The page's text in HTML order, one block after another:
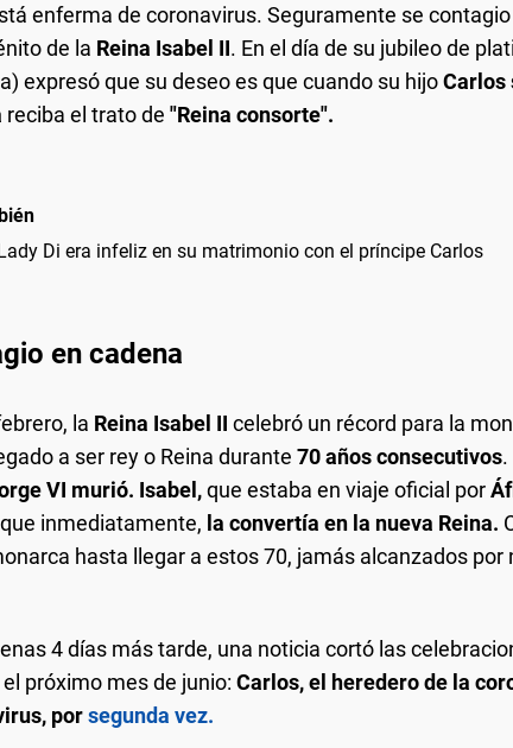
enferma de coronavirus. Seguramente se
de la Reina Isabel II. En el día de su jubileo de
expresó que su deseo es que cuando su hijoCarlos
reciba el trato de "Reina consorte".
Di era infeliz en su matrimonio con el príncipe Carlos
en cadena
la Reina Isabel II celebró un récord para la
a ser rey o Reina durante 70 años consecutivos.
VI murió. Isabel,que estaba en viaje oficial por
inmediatamente, la convertía en la nueva Reina.
hasta llegar a estos 70, jamás alcanzados por
4 días más tarde, una noticia cortó las
próximo mes de junio: Carlos, el heredero de la
porsegunda vez.